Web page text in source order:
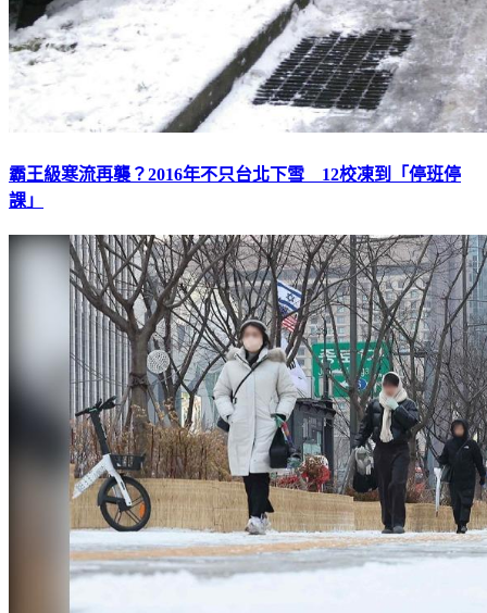
霸王級寒流再襲？2016年不只台北下雪 12校凍到「停班停
課」